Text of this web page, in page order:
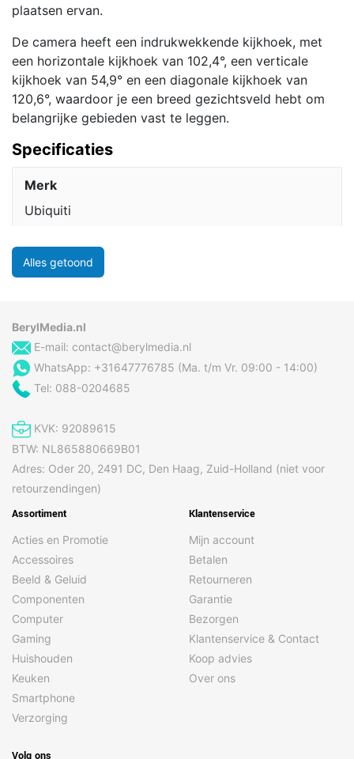
plaatsen ervan.
De camera heeft een indrukwekkende kijkhoek, met
een horizontale kijkhoek van 102,4°, een verticale
kijkhoek van 54,9° en een diagonale kijkhoek van
120,6°, waardoor je een breed gezichtsveld hebt om
belangrijke gebieden vast te leggen.
Specificaties
Merk
Ubiquiti
Alles getoond
BerylMedia.nl
E-mail: contact@berylmedia.nl
WhatsApp: +31647776785 (Ma. t/m Vr. 09:00 - 14:00)
Tel: 088-0204685
KVK: 92089615
BTW: NL865880669B01
Adres: Oder 20, 2491 DC, Den Haag, Zuid-Holland (niet voor
retourzendingen)
Assortiment
Acties en Promotie
Accessoires
Beeld & Geluid
Componenten
Computer
Gaming
Huishouden
Keuken
Smartphone
Verzorging
Klantenservice
Mijn account
Betalen
Retourneren
Garantie
Bezorgen
Klantenservice & Contact
Koop advies
Over ons